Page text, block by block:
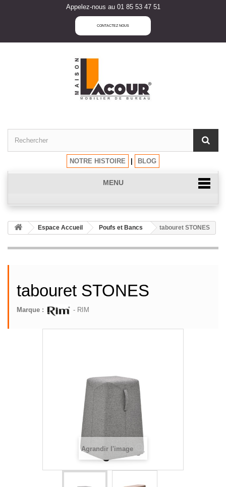
Appelez-nous au 01 85 53 47 51
CONTACTEZ NOUS
NOTRE HISTOIRE BLOG
MENU
Espace Accueil Poufs et Bancs tabouret STONES
tabouret STONES
Marque : - RIM
Agrandir l'image